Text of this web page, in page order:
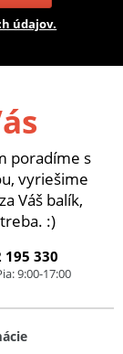
údajov.
poradíme s
vyriešime
Váš balík,
:)
195 330
9:00-17:00